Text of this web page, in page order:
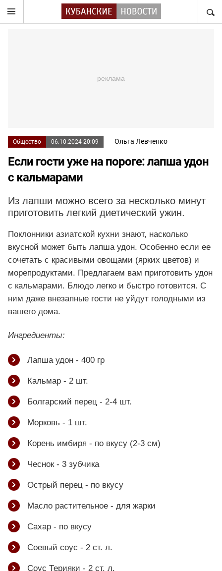
Общество 06.10.2024 20:09 Ольга Левченко
Если гости уже на пороге: лапша удон
с кальмарами
Из лапши можно всего за несколько минут
приготовить легкий диетический ужин.
Поклонники азиатской кухни знают, насколько
вкусной может быть лапша удон. Особенно если ее
сочетать с красивыми овощами (ярких цветов) и
морепродуктами. Предлагаем вам приготовить удон
с кальмарами. Блюдо легко и быстро готовится. С
ним даже внезапные гости не уйдут голодными из
вашего дома.
Ингредиенты:
Лапша удон - 400 гр
Кальмар - 2 шт.
Болгарский перец - 2-4 шт.
Морковь - 1 шт.
Корень имбиря - по вкусу (2-3 см)
Чеснок - 3 зубчика
Острый перец - по вкусу
Масло растительное - для жарки
Сахар - по вкусу
Соевый соус - 2 ст. л.
Соус Терияки - 2 ст. л.